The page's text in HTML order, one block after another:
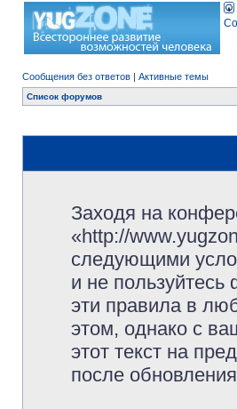
Сообщения без ответов | Активные темы
Список форумов
Заходя на
«http://
следующими
и не
эти правила в
этом, однако с
этот текст на
после